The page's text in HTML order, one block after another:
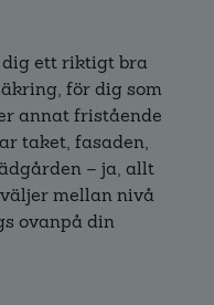
dig ett riktigt bra
för dig som
annat fristående
taket, fasaden,
– ja, allt
mellan nivå
ovanpå din